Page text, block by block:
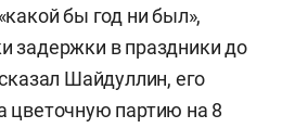
бы год ни был»,
задержки в праздники до
Шайдуллин, его
цветочную партию на 8